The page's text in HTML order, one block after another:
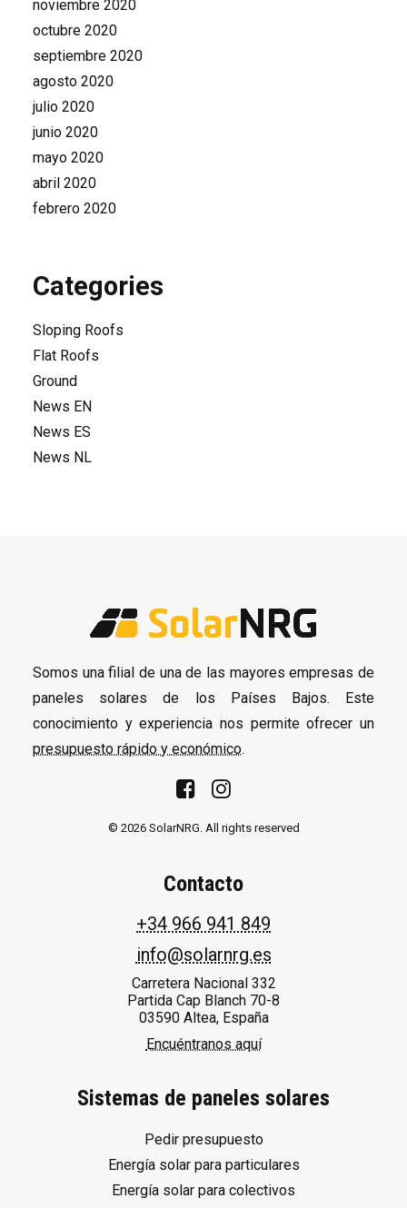
noviembre 2020
octubre 2020
septiembre 2020
agosto 2020
julio 2020
junio 2020
mayo 2020
abril 2020
febrero 2020
Categories
Sloping Roofs
Flat Roofs
Ground
News EN
News ES
News NL
Somos una filial de una de las mayores empresas de
paneles solares de los Países Bajos. Este
conocimiento y experiencia nos permite ofrecer un
presupuesto rápido y económico.
© 2026 SolarNRG. All rights reserved
Contacto
+34 966 941 849
info@solarnrg.es
Carretera Nacional 332
Partida Cap Blanch 70-8
03590 Altea, España
Encuéntranos aquí
Sistemas de paneles solares
Pedir presupuesto
Energía solar para particulares
Energía solar para colectivos